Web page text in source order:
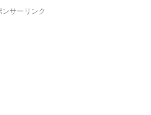
ンサーリンク